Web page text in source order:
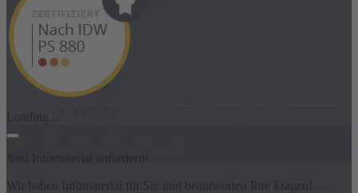
Loading...
Jetzt Infomaterial anfordern!
Wir haben Infomaterial für Sie und beantworten Ihre Fragen!